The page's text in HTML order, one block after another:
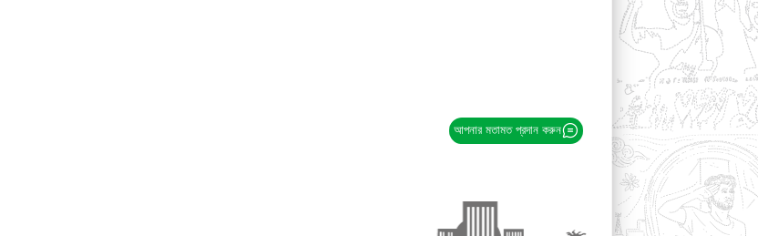
আপনার মতামত প্রদান করুন